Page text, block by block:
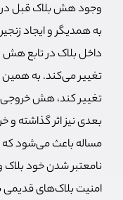
وجود هش بلاک قبل
به همدیگر و ایجاد
داخل بلاک در تابع هش
تغییر می‌کند. به همین
تغییر کند، هش خروجی
بعدی نیز اثر گذاشته و
مساله باعث می‌شود که
نامعتبر شدن خود
امنیت بلاک‌های قدیمی